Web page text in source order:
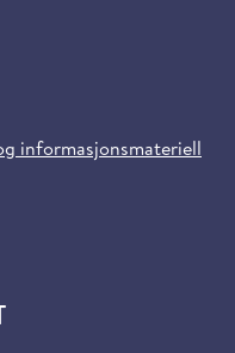
informasjonsmateriell